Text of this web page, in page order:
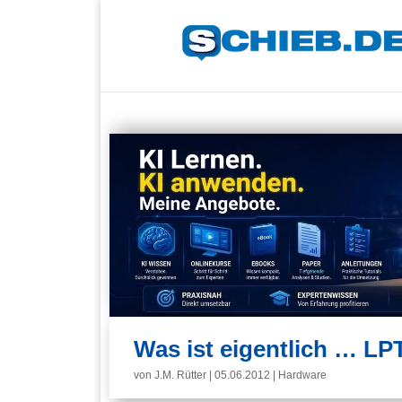
Was ist eigentlich …
von J.M. Rütter 05.06.2012 Hardware